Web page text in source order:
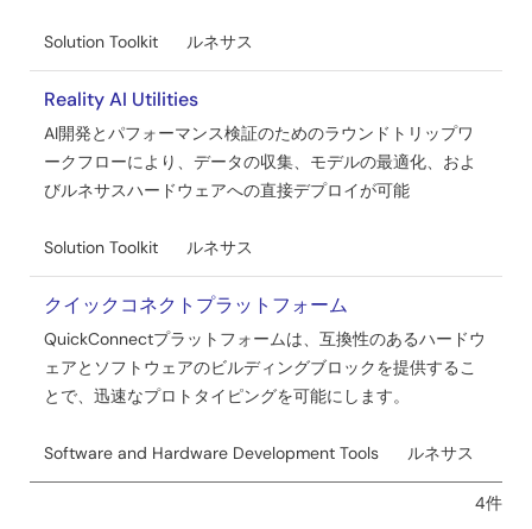
Solution Toolkit ルネサス
Reality AI Utilities
AI開発とパフォーマンス検証のためのラウンドトリップワ
ークフローにより、データの収集、モデルの最適化、およ
びルネサスハードウェアへの直接デプロイが可能
Solution Toolkit ルネサス
クイックコネクトプラットフォーム
QuickConnectプラットフォームは、互換性のあるハードウ
ェアとソフトウェアのビルディングブロックを提供するこ
とで、迅速なプロトタイピングを可能にします。
Software and Hardware Development Tools ルネサス
4件